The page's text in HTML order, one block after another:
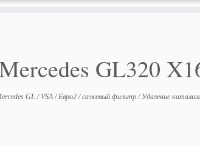
GL320
GL/ VSA/Евро2/сажевый фильтр/ Удаление